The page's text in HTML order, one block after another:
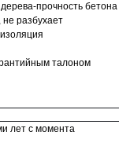
прочность бетона
не разбухает
талоном
лет с момента